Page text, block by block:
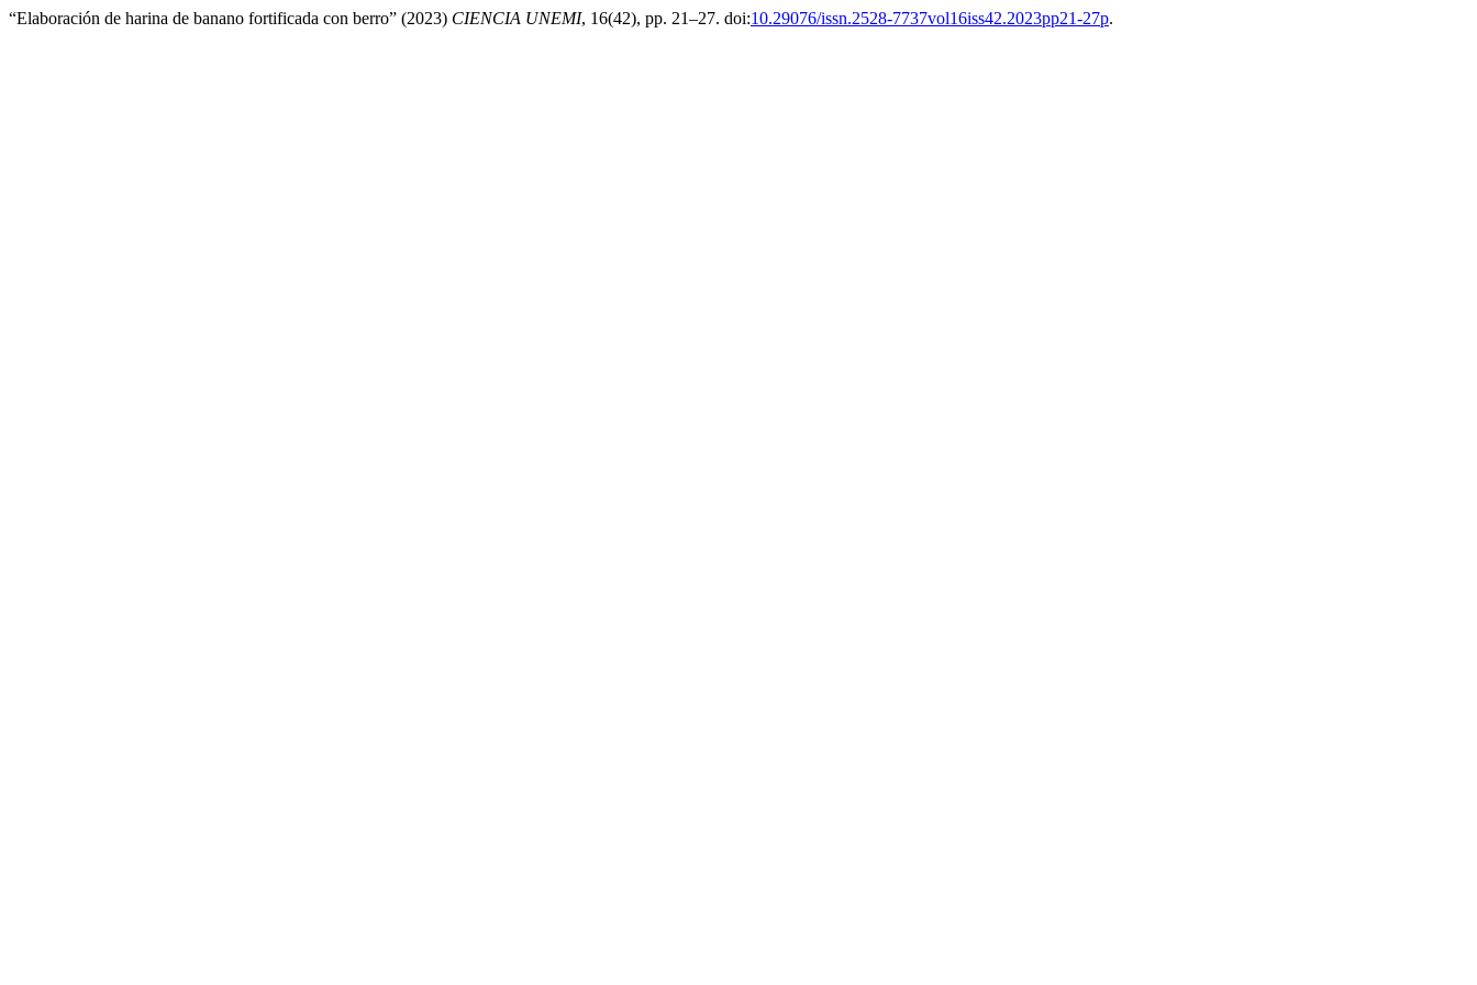
“Elaboración de harina de banano fortificada con berro” (2023) CIENCIA UNEMI, 16(42), pp. 21–27. doi:10.29076/issn.2528-7737vol16iss42.2023pp21-27p.